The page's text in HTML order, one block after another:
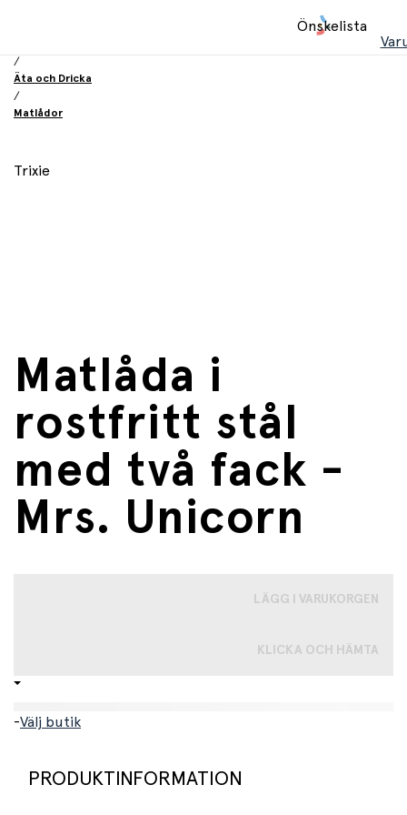
Önskelista
/
Äta och Dricka
/
Matlådor
Trixie
Matlåda i
rostfritt stål
med två fack -
Mrs. Unicorn
LÄGG I VARUKORGEN
KLICKA OCH HÄMTA
-Välj butik
PRODUKTINFORMATION